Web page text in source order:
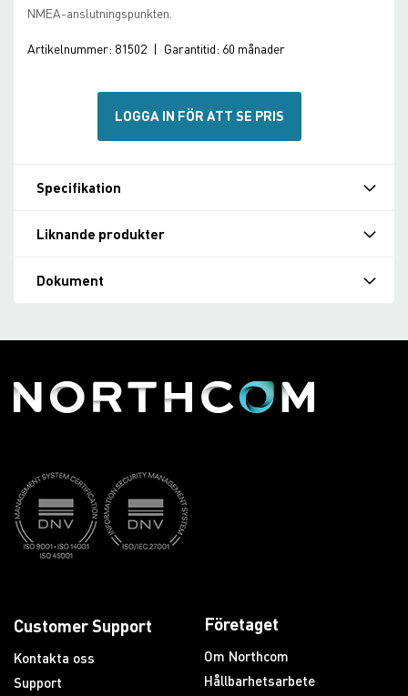
NMEA-anslutningspunkten.
Artikelnummer: 81502 | Garantitid: 60 månader
LOGGA IN FÖR ATT SE PRIS
Specifikation
Liknande produkter
Dokument
Customer Support
Kontakta oss
Support
Företaget
Om Northcom
Hållbarhetsarbete